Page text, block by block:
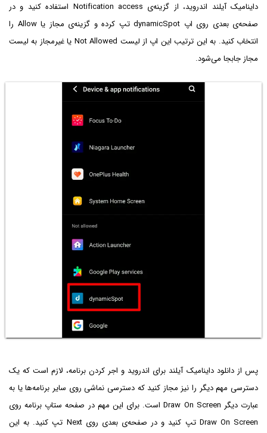
داینامیک آیلند اندروید، از گزینه‌ی Notification access استفاده کنید و در
صفحه‌ی بعدی روی اپ dynamicSpot تپ کرده و گزینه‌ی مجاز یا Allow را
انتخاب کنید. به این ترتیب این اپ از لیست Not Allowed یا غیرمجاز به لیست
مجاز جابجا می‌شود.
پس از دانلود داینامیک آیلند برای اندروید و اجر کردن برنامه، لازم است که یک
دسترسی مهم دیگر را نیز مجاز کنید که دسترسی نماشی روی سایر برنامه‌ها یا به
عبارت دیگر Draw On Screen است. برای این مهم در صفحه ستاپ برنامه روی
Draw On Screen تپ کنید و در صفحه‌ی بعدی روی Next تپ کنید. به این